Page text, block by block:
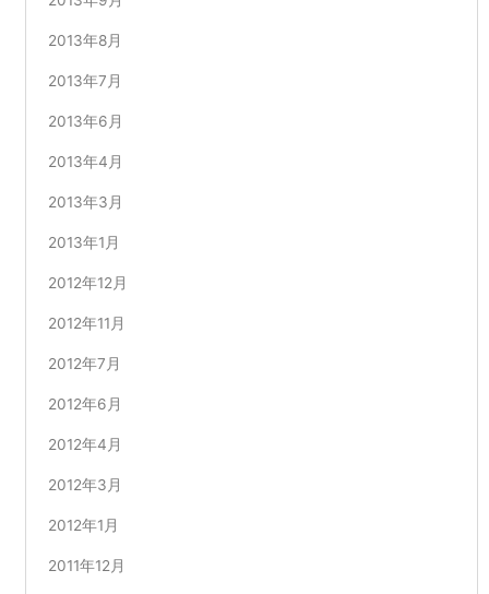
2013年8月
2013年7月
2013年6月
2013年4月
2013年3月
2013年1月
2012年12月
2012年11月
2012年7月
2012年6月
2012年4月
2012年3月
2012年1月
2011年12月